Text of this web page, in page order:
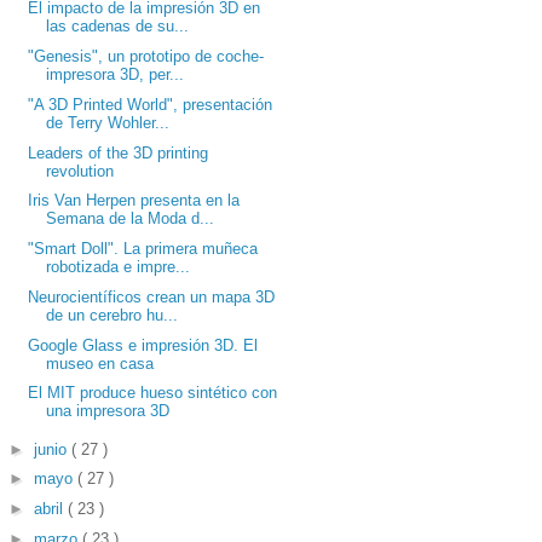
El impacto de la impresión 3D en
las cadenas de su...
"Genesis", un prototipo de coche-
impresora 3D, per...
"A 3D Printed World", presentación
de Terry Wohler...
Leaders of the 3D printing
revolution
Iris Van Herpen presenta en la
Semana de la Moda d...
"Smart Doll". La primera muñeca
robotizada e impre...
Neurocientíficos crean un mapa 3D
de un cerebro hu...
Google Glass e impresión 3D. El
museo en casa
El MIT produce hueso sintético con
una impresora 3D
► junio ( 27 )
► mayo ( 27 )
► abril ( 23 )